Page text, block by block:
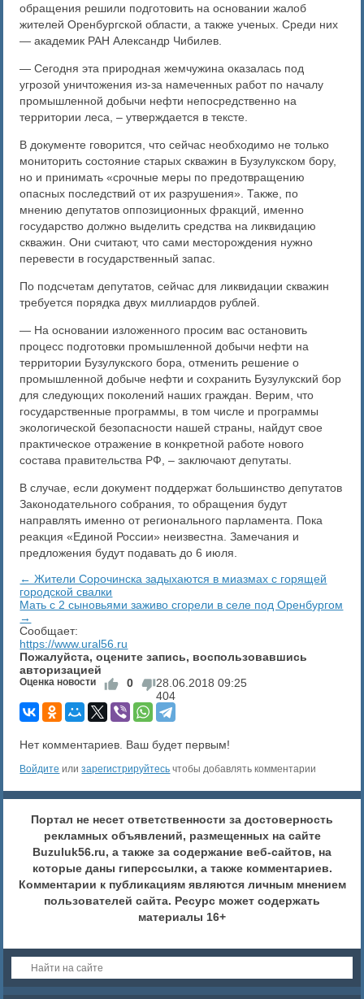
обращения решили подготовить на основании жалоб
жителей Оренбургской области, а также ученых. Среди них
— академик РАН Александр Чибилев.
— Сегодня эта природная жемчужина оказалась под
угрозой уничтожения из-за намеченных работ по началу
промышленной добычи нефти непосредственно на
территории леса, – утверждается в тексте.
В документе говорится, что сейчас необходимо не только
мониторить состояние старых скважин в Бузулукском бору,
но и принимать «срочные меры по предотвращению
опасных последствий от их разрушения». Также, по
мнению депутатов оппозиционных фракций, именно
государство должно выделить средства на ликвидацию
скважин. Они считают, что сами месторождения нужно
перевести в государственный запас.
По подсчетам депутатов, сейчас для ликвидации скважин
требуется порядка двух миллиардов рублей.
— На основании изложенного просим вас остановить
процесс подготовки промышленной добычи нефти на
территории Бузулукского бора, отменить решение о
промышленной добыче нефти и сохранить Бузулукский бор
для следующих поколений наших граждан. Верим, что
государственные программы, в том числе и программы
экологической безопасности нашей страны, найдут свое
практическое отражение в конкретной работе нового
состава правительства РФ, – заключают депутаты.
В случае, если документ поддержат большинство депутатов
Законодательного собрания, то обращения будут
направлять именно от регионального парламента. Пока
реакция «Единой России» неизвестна. Замечания и
предложения будут подавать до 6 июля.
← Жители Сорочинска задыхаются в миазмах с горящей
городской свалки
Мать с 2 сыновьями заживо сгорели в селе под Оренбургом
→
Сообщает:
https://www.ural56.ru
Пожалуйста, оцените запись, воспользовавшись
авторизацией
Оценка новости 0 28.06.2018 09:25
404
Нет комментариев. Ваш будет первым!
Войдите илизарегистрируйтесь чтобы добавлять комментарии
Портал не несет ответственности за достоверность
рекламных объявлений, размещенных на сайте
Buzuluk56.ru, а также за содержание веб-сайтов, на
которые даны гиперссылки, а также комментариев.
Комментарии к публикациям являются личным мнением
пользователей сайта. Ресурс может содержать
материалы 16+